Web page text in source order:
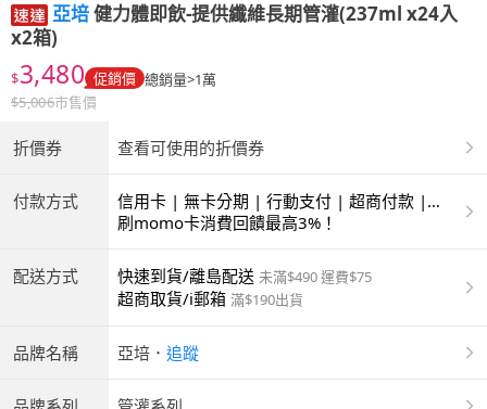
亞培健力體即飲-提供纖維長期管灌(237ml x24入
x2箱)
$3,480 促銷價 總銷量>1萬
$5,006市售價
折價券 查看可使用的折價券
付款方式
信用卡 | 無卡分期 | 行動支付 | 超商付款 |
ATM | 銀聯卡
刷momo卡消費回饋最高3%！
配送方式 快速到貨/離島配送 未滿$490 運費$75
超商取貨/i郵箱 滿$190出貨
品牌名稱 亞培 ． 追蹤